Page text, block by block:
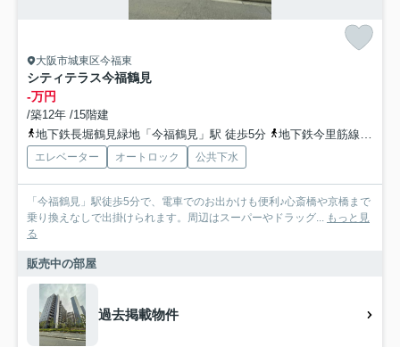
大阪市城東区今福東
シティテラス今福鶴見
-万円
/築12年 /15階建
地下鉄長堀鶴見緑地「今福鶴見」駅 徒歩5分
地下鉄今里筋線「蒲生四丁目」駅 徒歩15分
エレベーター オートロック 公共下水
「今福鶴見」駅徒歩5分で、電車でのお出かけも便利♪心斎橋や京橋まで
乗り換えなしで出掛けられます。周辺はスーパーやドラッグ... もっと見
る
販売中の部屋
過去掲載物件